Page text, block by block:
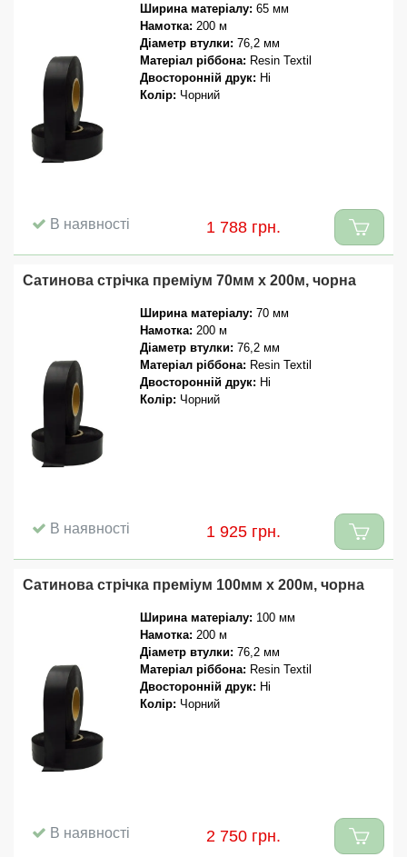
Ширина матеріалу: 65 мм
Намотка: 200 м
Діаметр втулки: 76,2 мм
Матеріал ріббона: Resin Textil
Двосторонній друк: Ні
Колір: Чорний
В наявності 1 788 грн.
Сатинова стрічка преміум 70мм x 200м, чорна
Ширина матеріалу: 70 мм
Намотка: 200 м
Діаметр втулки: 76,2 мм
Матеріал ріббона: Resin Textil
Двосторонній друк: Ні
Колір: Чорний
В наявності 1 925 грн.
Сатинова стрічка преміум 100мм x 200м, чорна
Ширина матеріалу: 100 мм
Намотка: 200 м
Діаметр втулки: 76,2 мм
Матеріал ріббона: Resin Textil
Двосторонній друк: Ні
Колір: Чорний
В наявності 2 750 грн.